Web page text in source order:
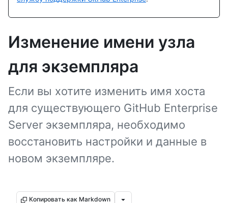
Изменение имени узла
для экземпляра
Если вы хотите изменить имя хоста
для существующего GitHub Enterprise
Server экземпляра, необходимо
восстановить настройки и данные в
новом экземпляре.
Копировать как Markdown